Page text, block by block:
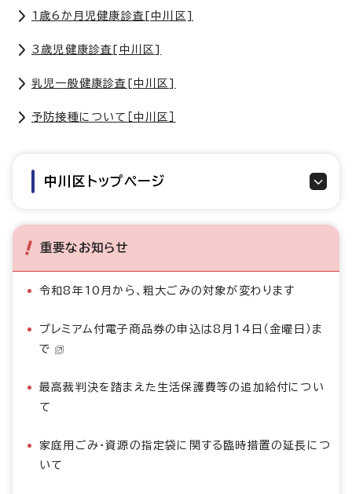
1歳6か月児健康診査[中川区]
3歳児健康診査[中川区]
乳児一般健康診査[中川区]
予防接種について［中川区］
中川区トップページ
重要なお知らせ
令和8年10月から、粗大ごみの対象が変わります
プレミアム付電子商品券の申込は8月14日（金曜日）ま
で
最高裁判決を踏まえた生活保護費等の追加給付につい
て
家庭用ごみ・資源の指定袋に関する臨時措置の延長につ
いて